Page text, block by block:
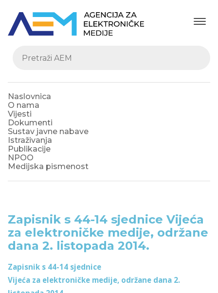
Naslovnica
O nama
Vijesti
Dokumenti
Sustav javne nabave
Istraživanja
Publikacije
NPOO
Medijska pismenost
Zapisnik s 44-14 sjednice Vijeća
za elektroničke medije, održane
dana 2. listopada 2014.
Zapisnik s 44-14 sjednice
Vijeća za elektroničke medije, održane dana 2.